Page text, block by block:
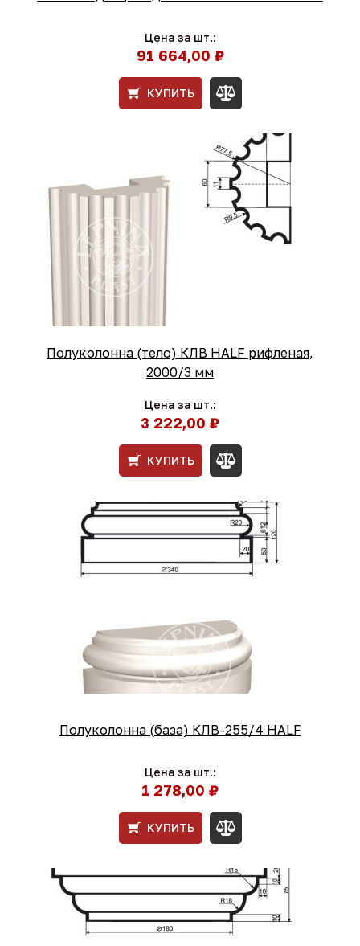
Цена за шт.:
91 664,00 ₽
КУПИТЬ
Полуколонна (тело) КЛВ HALF рифленая,
2000/3 мм
Цена за шт.:
3 222,00 ₽
КУПИТЬ
Полуколонна (база) КЛВ-255/4 HALF
Цена за шт.:
1 278,00 ₽
КУПИТЬ